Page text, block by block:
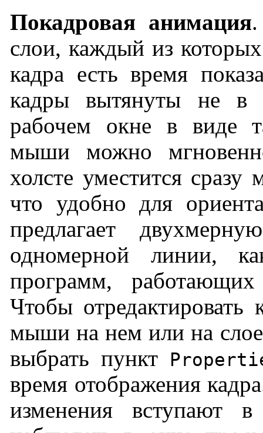
Покадровая анимация
слои, каждый из
кадра есть время
кадры вытянуты не в
рабочем окне в виде
мыши можно
холсте уместится
что удобно для
предлагает
одномерной линии,
программ,
Чтобы
мыши на нем или на слое
выбрать пункт
время отображения
изменения